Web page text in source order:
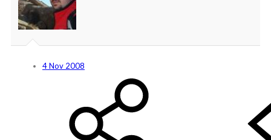
4 Nov 2008